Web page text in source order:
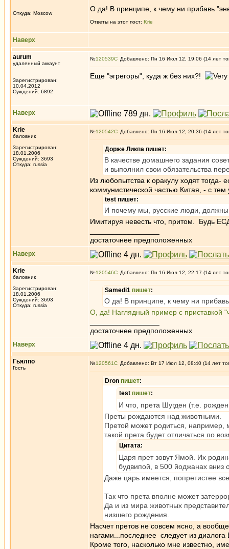
Откуда: Moscow
О да! В принципе, к чему ни прибавь
Ответы на этот пост: Krie
Наверх
aurum
удаленный аккаунт
Зарегистрирован:
10.04.2012
Суждений: 6892
№120539 Добавлено: Пн 16 Июл 12, 19:06 (14 лет
Еще "эгрегоры", куда ж без них?!
Наверх
Krie
баловник
Зарегистрирован:
18.01.2006
Суждений: 3693
Откуда: russia
№120542 Добавлено: Пн 16 Июл 12, 20:36 (14 лет
Дорже Ликпа пишет:
В качестве домашнего задания
и выполнил свои обязательства
Из любопытства к оракулу ходят тогда-
коммунистической частью Китая, - с
test пишет:
И почему мы, русские люди, должны
Имитируя невесть что, притом. Будь
достаточнее предположенных
Наверх
Krie
баловник
Зарегистрирован:
18.01.2006
Суждений: 3693
Откуда: russia
№120546 Добавлено: Пн 16 Июл 12, 22:17 (14 лет
Samedi1 пишет:
О да! В принципе, к чему ни
О, да! Наглядный пример с приставкой
достаточнее предположенных
Наверх
Гьялпо
Гость
№120561 Добавлено: Вт 17 Июл 12, 08:40 (14 лет
Dron пишет:
test пишет:
И что, прета Шугден (т.е.
Преты рождаются над животными.
Претой может родиться,
такой прета будет отличаться по
Цитата:
Царя прет зовут Ямой. Их
будвипой, в 500 йоджанах вниз
Даже царь имеется, попретистее
Так что прета вполне может
Да и из мира животных
низшего рождения.
Насчет претов не совсем ясно, а
нагами...последнее следует из
Кроме того, насколько мне известно,